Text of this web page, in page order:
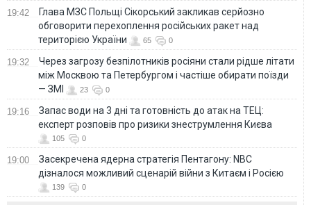
19:42
Глава МЗС Польщі Сікорський закликав серйозно
обговорити перехоплення російських ракет над
територією України
65 0
19:32
Через загрозу безпілотників росіяни стали рідше літати
між Москвою та Петербургом і частіше обирати поїзди
— ЗМІ
23 0
19:16
Запас води на 3 дні та готовність до атак на ТЕЦ:
експерт розповів про ризики знеструмлення Києва
105 0
19:00
Засекречена ядерна стратегія Пентагону: NBC
дізналося можливий сценарій війни з Китаєм і Росією
139 0